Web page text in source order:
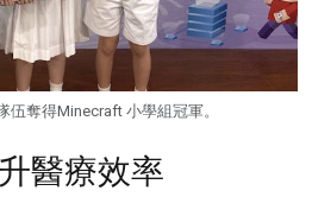
伍奪得Minecraft 小學組冠軍。
醫療效率